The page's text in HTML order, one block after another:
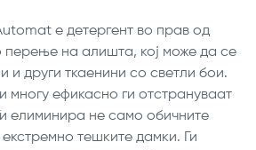
е детергент во прав од
перење на алишта, кој може да се
и други ткаенини со светли бои.
многу ефикасно ги отстрануваат
елиминира не само обичните
екстремно тешките дамки. Ги